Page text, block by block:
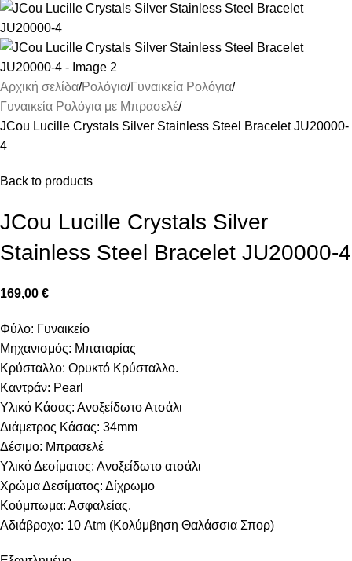
Αρχική σελίδα Ρολόγια Γυναικεία Ρολόγια
Γυναικεία Ρολόγια με Μπρασελέ
JCou Lucille Crystals Silver Stainless Steel Bracelet JU20000-
4
Back to products
JCou Lucille Crystals Silver
Stainless Steel Bracelet JU20000-4
169,00 €
Φύλο: Γυναικείο
Μηχανισμός: Μπαταρίας
Κρύσταλλο: Ορυκτό Κρύσταλλο.
Καντράν: Pearl
Υλικό Κάσας: Ανοξείδωτο Ατσάλι
Διάμετρος Κάσας: 34mm
Δέσιμο: Μπρασελέ
Υλικό Δεσίματος: Ανοξείδωτο ατσάλι
Χρώμα Δεσίματος: Δίχρωμο
Κούμπωμα: Ασφαλείας.
Αδιάβροχο: 10 Atm (Κολύμβηση Θαλάσσια Σπορ)